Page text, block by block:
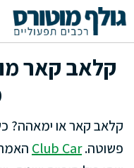
לדלג
קלאב קאר
קלאב קאר או ימאהה?
פשוטה.Club Car